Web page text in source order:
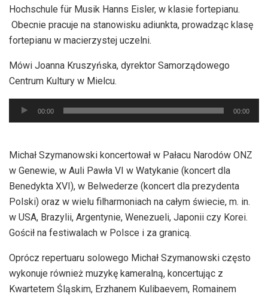
Hochschule für Musik Hanns Eisler, w klasie fortepianu.
Obecnie pracuje na stanowisku adiunkta, prowadząc klasę
fortepianu w macierzystej uczelni.
Mówi Joanna Kruszyńska, dyrektor Samorządowego
Centrum Kultury w Mielcu.
Odtwarzacz
plików
00:00 00:00
Michał Szymanowski koncertował w Pałacu Narodów ONZ
w Genewie, w Auli Pawła VI w Watykanie (koncert dla
Benedykta XVI), w Belwederze (koncert dla prezydenta
Polski) oraz w wielu filharmoniach na całym świecie, m. in.
w USA, Brazylii, Argentynie, Wenezueli, Japonii czy Korei.
Gościł na festiwalach w Polsce i za granicą.
Oprócz repertuaru solowego Michał Szymanowski często
wykonuje również muzykę kameralną, koncertując z
Kwartetem Śląskim, Erzhanem Kulibaevem, Romainem